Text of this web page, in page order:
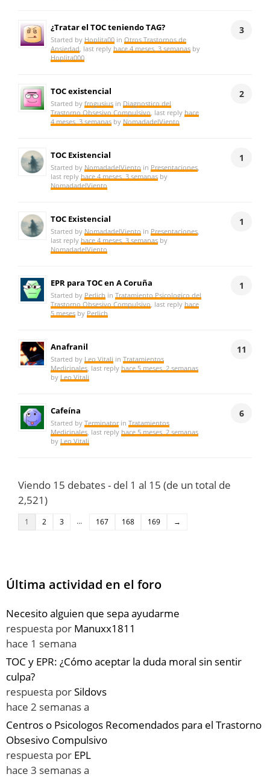
¿Tratar el TOC teniendo TAG?
Started by Hoplita00 inOtros Trastornos de
Ansiedad , last reply hace 4 meses, 3 semanas by
Hoplita000
3
TOC existencial
Started byfrogusius in Diagnostico del
Trastorno Obsesivo Compulsivo , last reply hace
4 meses, 3 semanas by NomadadelViento
2
TOC Existencial
Started by NomadadelViento in Presentaciones
last reply hace 4 meses, 3 semanas by
NomadadelViento
1
TOC Existencial
Started by NomadadelViento in Presentaciones
last reply hace 4 meses, 3 semanas by
NomadadelViento
1
EPR para TOC en A Coruña
Started by Perlich inTratamiento Psicologico del
Trastorno Obsesivo Compulsivo , last reply hace
5 meses by Perlich
1
Anafranil
Started by Leo Vitali inTratamientos
Medicinales , last reply hace 5 meses, 2 semanas
by Leo Vitali
11
Cafeína
Started byTerminator inTratamientos
Medicinales , last reply hace 5 meses, 2 semanas
by Leo Vitali
6
Viendo 15 debates - del 1 al 15 (de un total de
2,521)
1 2 3 … 167 168 169 →
Última actividad en el foro
Necesito alguien que sepa ayudarme
respuesta por Manuxx1811
hace 1 semana
TOC y EPR: ¿Cómo aceptar la duda moral sin sentir
culpa?
respuesta porSildovs
hace 2 semanas a
Centros o Psicologos Recomendados para el Trastorno
Obsesivo Compulsivo
respuesta por EPL
hace 3 semanas a